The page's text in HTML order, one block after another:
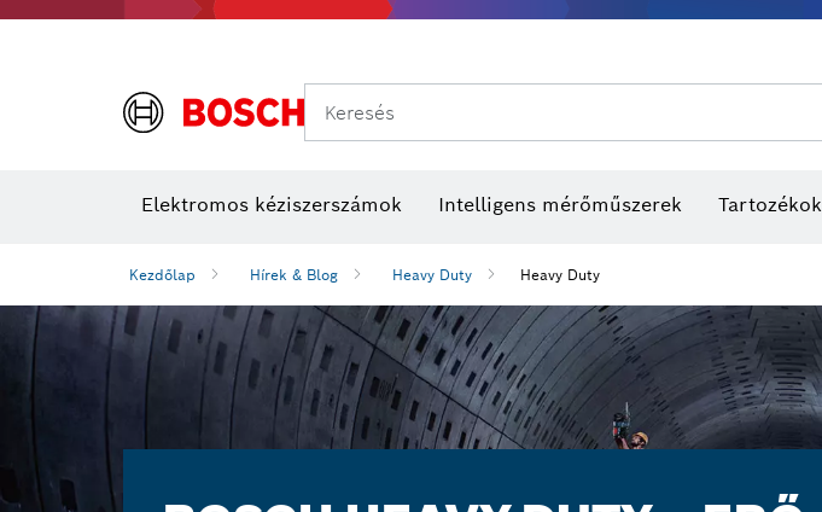
Keresés
Elektromos kéziszerszámok Intelligens mérőműszerek Tartozékok
Kezdőlap Hírek & Blog Heavy Duty Heavy Duty